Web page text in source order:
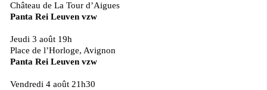
Château de La Tour d’Aigues
Panta Rei Leuven vzw
Jeudi 3 août 19h
Place de l’Horloge, Avignon
Panta Rei Leuven vzw
Vendredi 4 août 21h30